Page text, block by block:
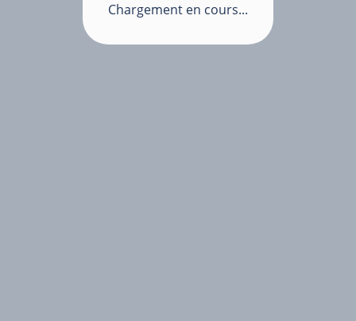
Chargement en cours...